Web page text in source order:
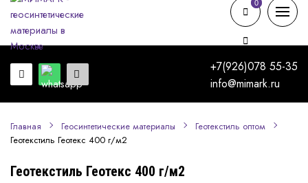
+7(926)078 55-35
info@mimark.ru
0
0
Главная Геосинтетические материалы Геотекстиль оптом
Геотекстиль Геотекс 400 г/м2
Геотекстиль Геотекс 400 г/м2